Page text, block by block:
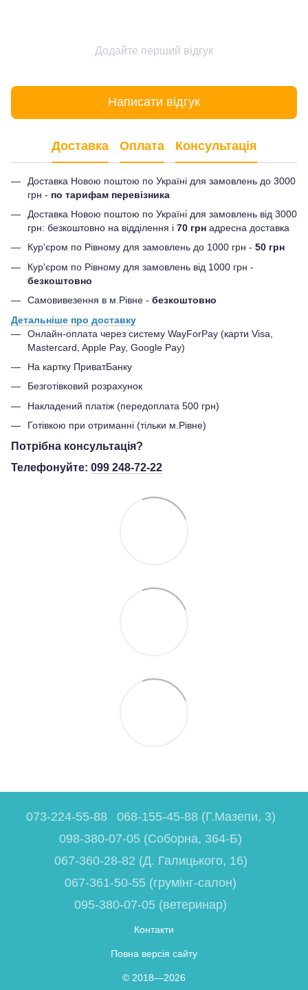
Додайте перший відгук
Написати відгук
Доставка Оплата Консультація
Доставка Новою поштою по Україні для замовлень до 3000
грн - по тарифам перевізника
Доставка Новою поштою по Україні для замовлень від 3000
грн: безкоштовно на відділення і 70 грн адресна доставка
Кур'єром по Рівному для замовлень до 1000 грн - 50 грн
Кур'єром по Рівному для замовлень від 1000 грн -
безкоштовно
Самовивезення в м.Рівне - безкоштовно
Детальніше про доставку
Онлайн-оплата через систему WayForPay (карти Visa,
Mastercard, Apple Pay, Google Pay)
На картку ПриватБанку
Безготівковий розрахунок
Накладений платіж (передоплата 500 грн)
Готівкою при отриманні (тільки м.Рівне)
Потрібна консультація?
Телефонуйте: 099 248-72-22
073-224-55-88
068-155-45-88 (Г.Мазепи, 3)
098-380-07-05 (Соборна, 364-Б)
067-360-28-82 (Д. Галицького, 16)
067-361-50-55 (грумінг-салон)
095-380-07-05 (ветеринар)
Контакти
Повна версія сайту
© 2018—2026